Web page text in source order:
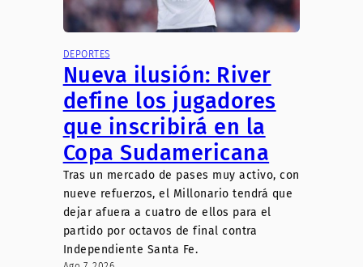
DEPORTES
Nueva ilusión: River
define los jugadores
que inscribirá en la
Copa Sudamericana
Tras un mercado de pases muy activo, con
nueve refuerzos, el Millonario tendrá que
dejar afuera a cuatro de ellos para el
partido por octavos de final contra
Independiente Santa Fe.